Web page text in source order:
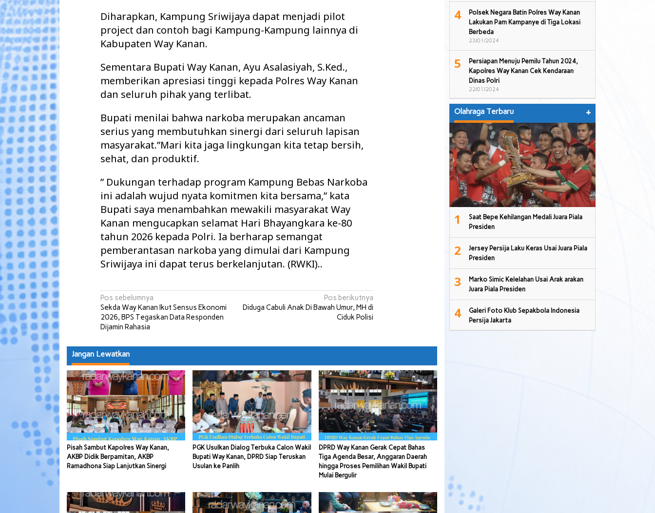
Diharapkan, Kampung Sriwijaya dapat menjadi pilot
project dan contoh bagi Kampung-Kampung lainnya di
Kabupaten Way Kanan.
Sementara Bupati Way Kanan, Ayu Asalasiyah, S.Ked.,
memberikan apresiasi tinggi kepada Polres Way Kanan
dan seluruh pihak yang terlibat.
Bupati menilai bahwa narkoba merupakan ancaman
serius yang membutuhkan sinergi dari seluruh lapisan
masyarakat.”Mari kita jaga lingkungan kita tetap bersih,
sehat, dan produktif.
” Dukungan terhadap program Kampung Bebas Narkoba
ini adalah wujud nyata komitmen kita bersama,” kata
Bupati saya menambahkan mewakili masyarakat Way
Kanan mengucapkan selamat Hari Bhayangkara ke-80
tahun 2026 kepada Polri. Ia berharap semangat
pemberantasan narkoba yang dimulai dari Kampung
Sriwijaya ini dapat terus berkelanjutan. (RWKI)..
Navigasi
pos
Pos sebelumnya
Sekda Way Kanan Ikut Sensus Ekonomi
2026, BPS Tegaskan Data Responden
Dijamin Rahasia
Pos berikutnya
Diduga Cabuli Anak Di Bawah Umur, MH di
Ciduk Polisi
Jangan Lewatkan
Pisah Sambut Kapolres Way Kanan,
AKBP Didik Berpamitan, AKBP
Ramadhona Siap Lanjutkan Sinergi
PGK Usulkan Dialog Terbuka Calon Wakil
Bupati Way Kanan, DPRD Siap Teruskan
Usulan ke Panlih
DPRD Way Kanan Gerak Cepat Bahas
Tiga Agenda Besar, Anggaran Daerah
hingga Proses Pemilihan Wakil Bupati
Mulai Bergulir
4
Polsek Negara Batin Polres Way Kanan
Lakukan Pam Kampanye di Tiga Lokasi
Berbeda
23/01/2024
5
Persiapan Menuju Pemilu Tahun 2024,
Kapolres Way Kanan Cek Kendaraan
Dinas Polri
22/01/2024
Olahraga Terbaru +
1
Saat Bepe Kehilangan Medali Juara Piala
Presiden
2
Jersey Persija Laku Keras Usai Juara Piala
Presiden
3
Marko Simic Kelelahan Usai Arak arakan
Juara Piala Presiden
4
Galeri Foto Klub Sepakbola Indonesia
Persija Jakarta